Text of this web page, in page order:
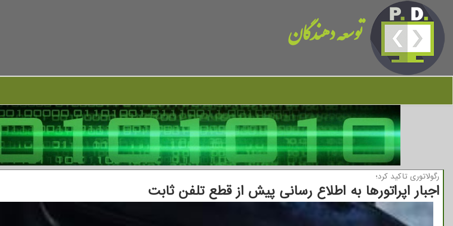
توسعه دهندگان
رگولاتوری تاكید كرد؛
اجبار اپراتورها به اطلاع رسانی پیش از قطع تلفن ثابت